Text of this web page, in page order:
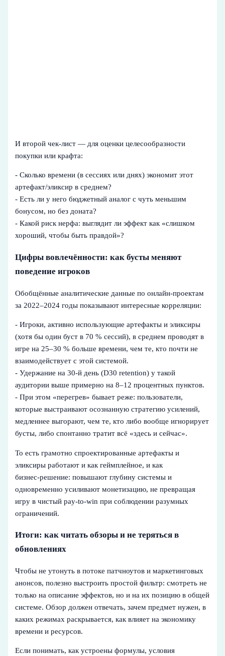
И второй чек‑лист — для оценки целесообразности
покупки или крафта:
- Сколько времени (в сессиях или днях) экономит этот
артефакт/эликсир в среднем?
- Есть ли у него бюджетный аналог с чуть меньшим
бонусом, но без доната?
- Какой риск нерфа: выглядит ли эффект как «слишком
хороший, чтобы быть правдой»?
Цифры вовлечённости: как бусты меняют
поведение игроков
Обобщённые аналитические данные по онлайн‑проектам
за 2022–2024 годы показывают интересные корреляции:
- Игроки, активно использующие артефакты и эликсиры
(хотя бы один буст в 70 % сессий), в среднем проводят в
игре на 25–30 % больше времени, чем те, кто почти не
взаимодействует с этой системой.
- Удержание на 30‑й день (D30 retention) у такой
аудитории выше примерно на 8–12 процентных пунктов.
- При этом «перегрев» бывает реже: пользователи,
которые выстраивают осознанную стратегию усилений,
медленнее выгорают, чем те, кто либо вообще игнорирует
бусты, либо спонтанно тратит всё «здесь и сейчас».
То есть грамотно спроектированные артефакты и
эликсиры работают и как геймплейное, и как
бизнес‑решение: повышают глубину системы и
одновременно усиливают монетизацию, не превращая
игру в чистый pay‑to‑win при соблюдении разумных
ограничений.
Итоги: как читать обзоры и не теряться в
обновлениях
Чтобы не утонуть в потоке патчноутов и маркетинговых
анонсов, полезно выстроить простой фильтр: смотреть не
только на описание эффектов, но и на их позицию в общей
системе. Обзор должен отвечать, зачем предмет нужен, в
каких режимах раскрывается, как влияет на экономику
времени и ресурсов.
Если понимать, как устроены формулы, условия